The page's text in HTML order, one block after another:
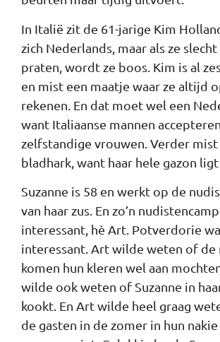
In Italië zit de 61-jarige Kim
zich Nederlands, maar als ze
praten, wordt ze boos. Kim is al
en mist een maatje waar ze altijd
rekenen. En dat moet wel een
want Italiaanse mannen
zelfstandige vrouwen. Verder mist
bladhark, want haar hele gazon ligt
Suzanne is 58 en werkt op de
van haar zus. En zo’n
interessant, hè Art. Potverdorie
interessant. Art wilde weten of de
komen hun kleren wel aan
wilde ook weten of Suzanne in
kookt. En Art wilde heel graag
de gasten in de zomer in hun